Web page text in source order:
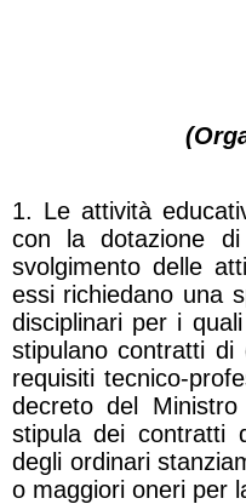
1. Le attività
con la dotazione di
svolgimento delle
essi richiedano una
disciplinari per i
stipulano contratti
requisiti tecnico-
decreto del Ministro
stipula dei contratti
degli ordinari
o maggiori oneri per